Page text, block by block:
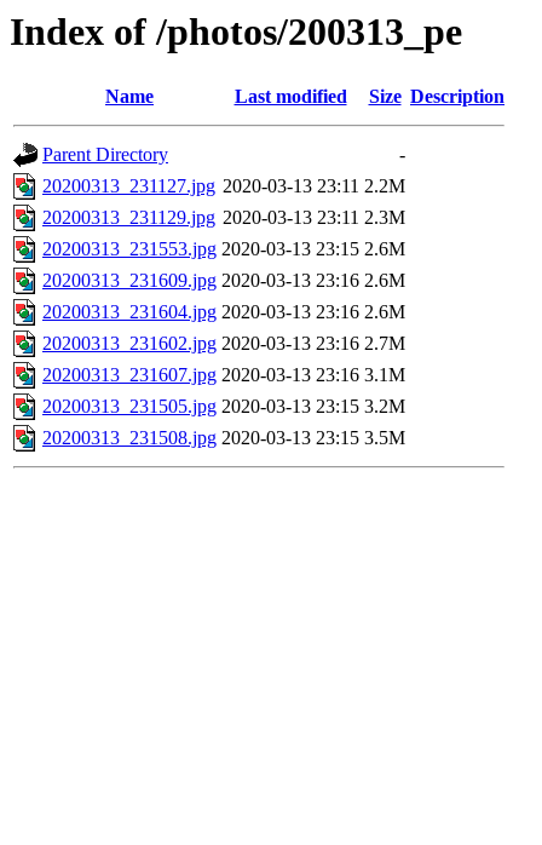
Index of /photos/200313_pe
Name Last modified Size Description
Parent Directory
-
20200313_231127.jpg 2020-03-13 23:11 2.2M
20200313_231129.jpg 2020-03-13 23:11 2.3M
20200313_231553.jpg 2020-03-13 23:15 2.6M
20200313_231609.jpg 2020-03-13 23:16 2.6M
20200313_231604.jpg 2020-03-13 23:16 2.6M
20200313_231602.jpg 2020-03-13 23:16 2.7M
20200313_231607.jpg 2020-03-13 23:16 3.1M
20200313_231505.jpg 2020-03-13 23:15 3.2M
20200313_231508.jpg 2020-03-13 23:15 3.5M